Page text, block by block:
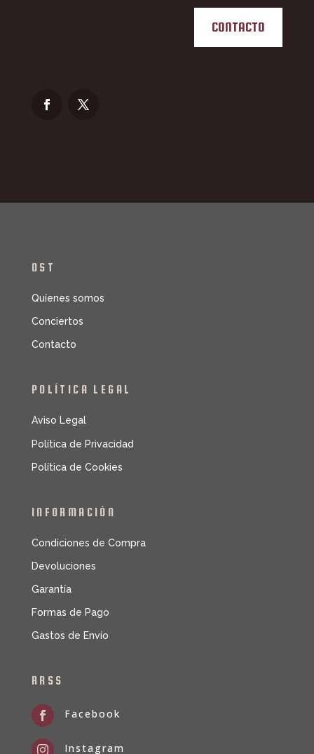
CONTACTO
OST
Quíenes somos
Conciertos
Contacto
POLÍTICA LEGAL
Aviso Legal
Política de Privacidad
Política de Cookies
INFORMACIÓN
Condiciones de Compra
Devoluciones
Garantía
Formas de Pago
Gastos de Envío
RRSS
 Facebook
 Instagram